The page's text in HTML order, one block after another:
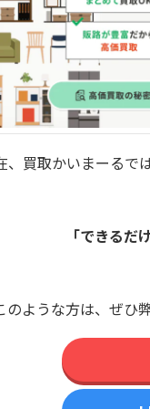
、買取かいまーるで
「できるだ
のような方は、ぜひ